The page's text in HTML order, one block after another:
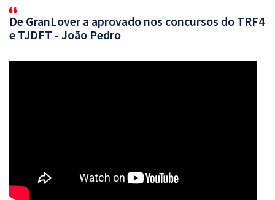
De GranLover a aprovado nos concursos do TRF4
e TJDFT - João Pedro